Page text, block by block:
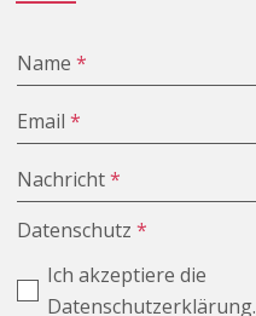
Name *
Email *
Nachricht*
Datenschutz *
Ich akzeptiere die
Datenschutzerklärung.